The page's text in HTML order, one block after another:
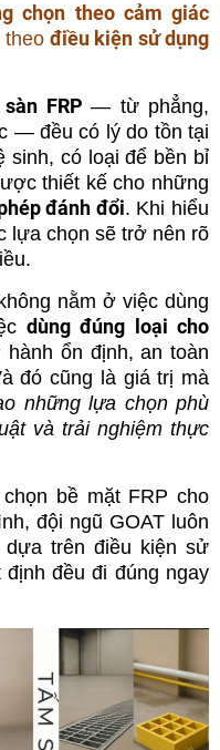
chọn theo cảm giác
theođiều kiện sử dụng
FRP — từ phẳng,
— đều có lý do tồn tại
sinh, có loại để bền bỉ
thiết kế cho những
đánh đổi. Khi hiểu
lựa chọn sẽ trở nên rõ
nằm ở việc dùng
dùng đúng loại cho
ổn định, an toàn
đó cũng là giá trị mà
những lựa chọn phù
và trải nghiệm thực
bề mặt FRP cho
đội ngũ GOAT luôn
trên điều kiện sử
đều đi đúng ngay